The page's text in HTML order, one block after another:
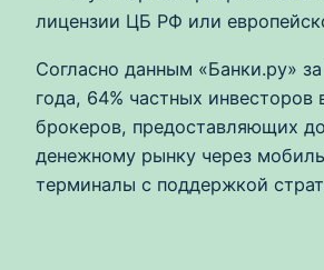
лицензии ЦБ РФ или
Согласно данным «Банки.ру»
года, 64% частных инвесторов
брокеров, предоставляющих
денежному рынку через
терминалы с поддержкой